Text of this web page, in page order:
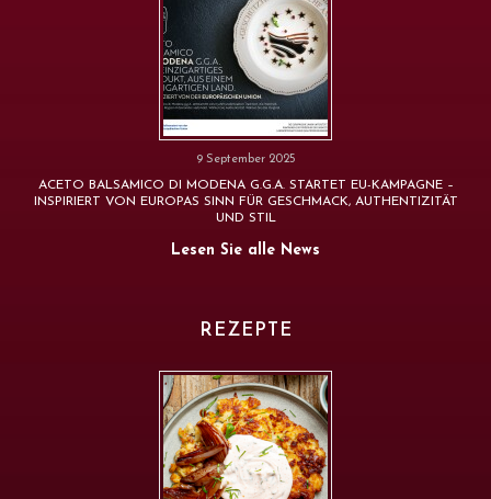
9 September 2025
ACETO BALSAMICO DI MODENA G.G.A. STARTET EU-KAMPAGNE –
INSPIRIERT VON EUROPAS SINN FÜR GESCHMACK, AUTHENTIZITÄT
UND STIL
Lesen Sie alle News
REZEPTE